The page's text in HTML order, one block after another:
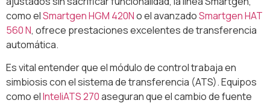
como elSmartgen HGM 420No el avanzadoSmartgen HAT
560 N, ofrece prestaciones excelentes de transferencia
automática.
Es vital entender que el módulo de control trabaja en
simbiosis con el sistema de transferencia (ATS). Equipos
como elInteliATS 270aseguran que el cambio de fuente